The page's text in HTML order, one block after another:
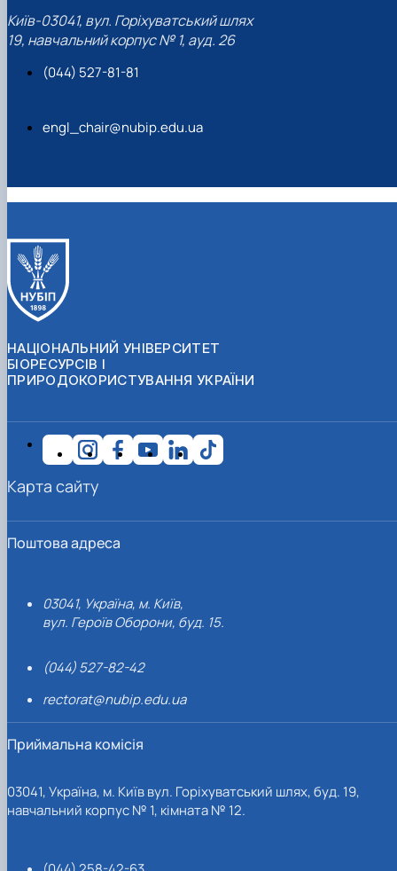
Київ-03041, вул. Горіхуватський шлях
19, навчальний корпус № 1, ауд. 26
(044) 527-81-81
engl_chair@nubip.edu.ua
НАЦІОНАЛЬНИЙ УНІВЕРСИТЕТ
БІОРЕСУРСІВ І
ПРИРОДОКОРИСТУВАННЯ УКРАЇНИ
Поштова адреса
03041, Україна, м. Київ,
вул. Героїв Оборони, буд. 15.
(044) 527-82-42
rectorat@nubip.edu.ua
Приймальна комісія
03041, Україна, м. Київ вул. Горіхуватський шлях, буд. 19,
навчальний корпус № 1, кімната № 12.
Карта сайту